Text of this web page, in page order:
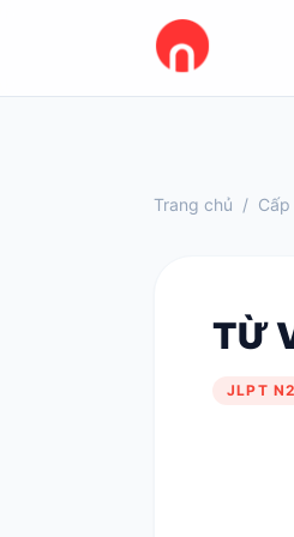
Trang chủ /
TỪ
JLPT N2